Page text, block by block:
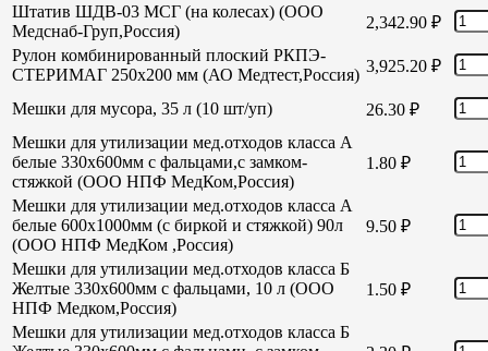
Штатив ШДВ-03 МСГ (на колесах) (ООО
Медснаб-Груп,Россия)
2,342.90 ₽
Рулон комбинированный плоский РКПЭ-
СТЕРИМАГ 250х200 мм (АО Медтест,Россия) 3,925.20 ₽
Мешки для мусора, 35 л (10 шт/уп) 26.30 ₽
Мешки для утилизации мед.отходов класса А
белые 330х600мм с фальцами,с замком-
стяжкой (ООО НПФ МедКом,Россия)
1.80 ₽
Мешки для утилизации мед.отходов класса А
белые 600х1000мм (с биркой и стяжкой) 90л
(ООО НПФ МедКом ,Россия)
9.50 ₽
Мешки для утилизации мед.отходов класса Б
Желтые 330х600мм с фальцами, 10 л (ООО
НПФ Медком,Россия)
1.50 ₽
Мешки для утилизации мед.отходов класса Б